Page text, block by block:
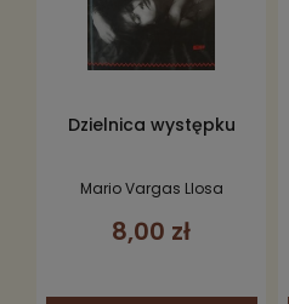
Dzielnica występku
Mario Vargas Llosa
8,00 zł